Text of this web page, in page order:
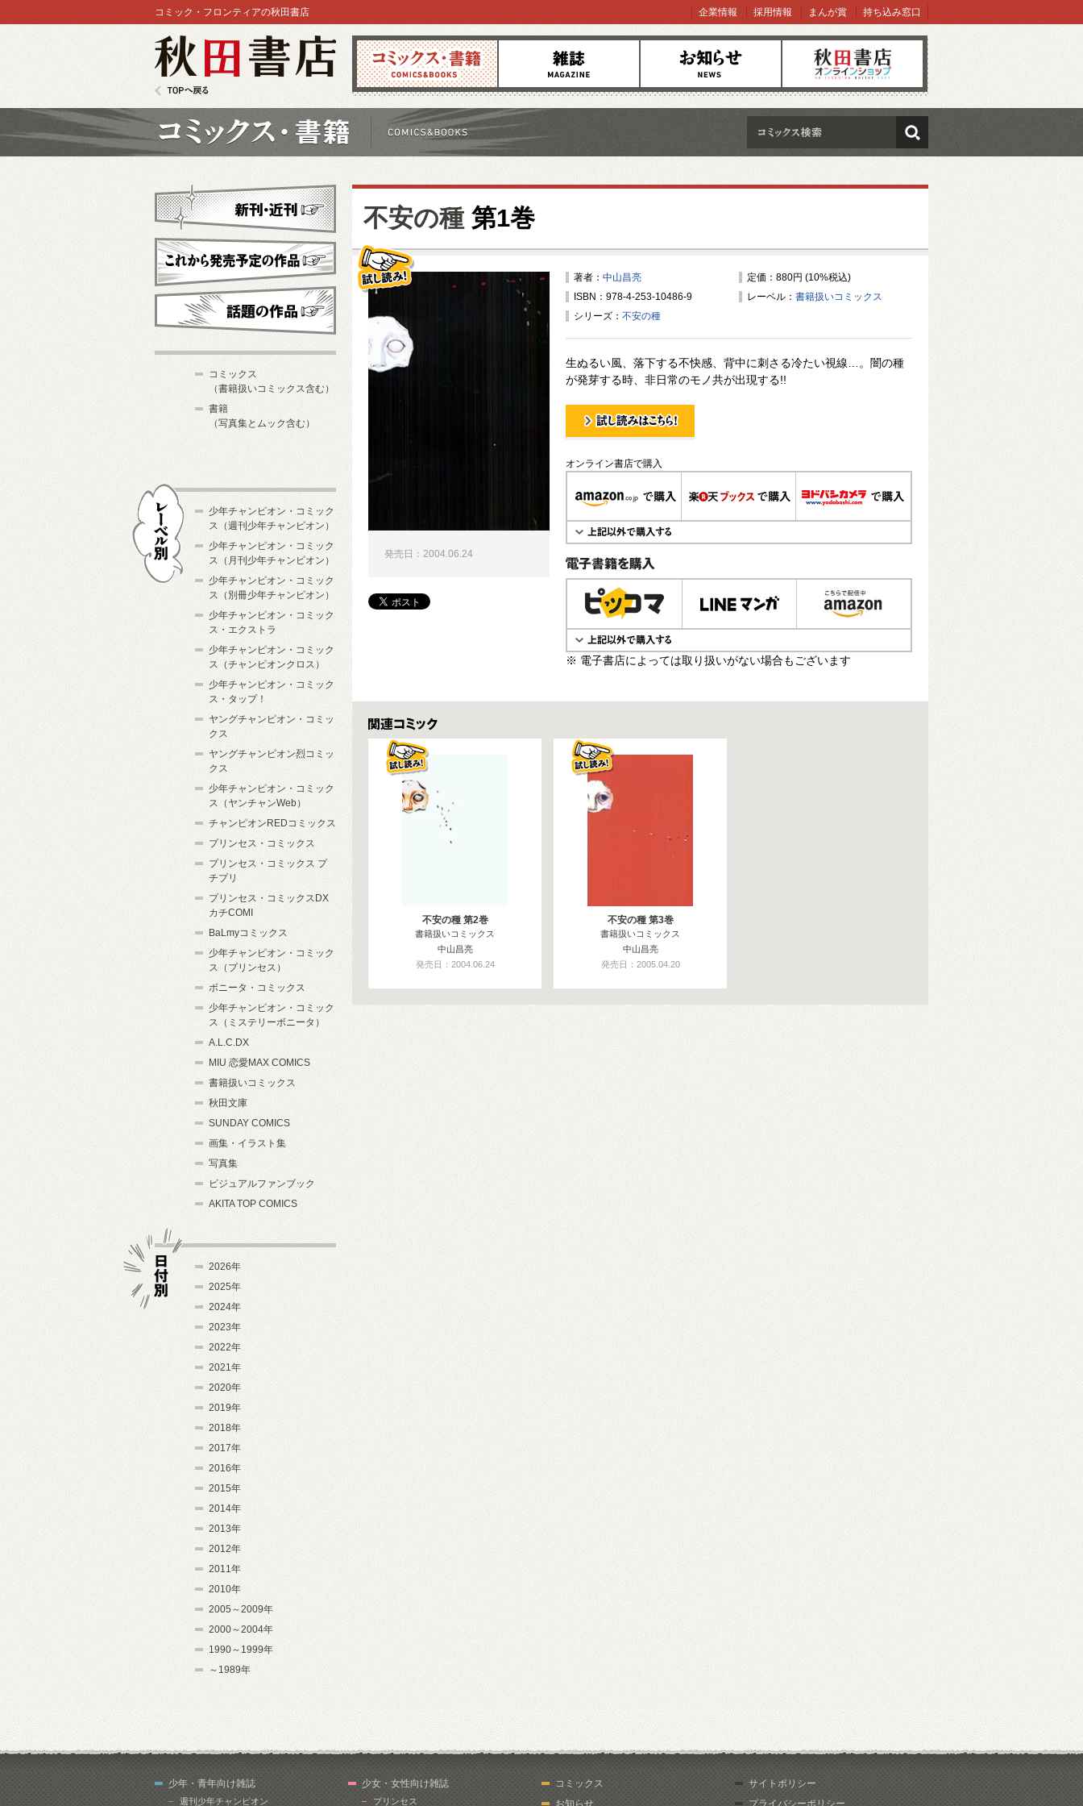
コミックス 雑誌 お知らせ オンラインショップ
コミック・フロンティアの秋田書店 企業情報 採用情報 まんが賞 持ち込み窓口
検索
不安の種 第1巻
著者： 中山昌亮
定価：880円 (10%税込)
ISBN：978-4-253-10486-9
レーベル： 書籍扱いコミックス
シリーズ： 不安の種
生ぬるい風、落下する不快感、背中に刺さる冷たい視線…。闇の種
が発芽する時、非日常のモノ共が出現する!!
オンライン書店で購入
電子書籍で購入
※ 電子書店によっては取り扱いがない場合もございます
発売日：2004.06.24
関連コミックス
不安の種 第2巻
書籍扱いコミックス
中山昌亮
発売日：2004.06.24
不安の種 第3巻
書籍扱いコミックス
中山昌亮
発売日：2005.04.20
新刊・近刊
これから発売予定
コミックス
（書籍扱いコミックス含む）
書籍
（写真集とムック含む）
少年チャンピオン・コミック
ス（週刊少年チャンピオン）
少年チャンピオン・コミック
ス（月刊少年チャンピオン）
少年チャンピオン・コミック
ス（別冊少年チャンピオン）
少年チャンピオン・コミック
ス・エクストラ
少年チャンピオン・コミック
ス（チャンピオンクロス）
少年チャンピオン・コミック
ス・タップ！
ヤングチャンピオン・コミッ
クス
ヤングチャンピオン烈コミッ
クス
少年チャンピオン・コミック
ス（ヤンチャンWeb）
チャンピオンREDコミックス
プリンセス・コミックス
プリンセス・コミックス プ
チプリ
プリンセス・コミックスDX
カチCOMI
BaLmyコミックス
少年チャンピオン・コミック
ス（プリンセス）
ボニータ・コミックス
少年チャンピオン・コミック
ス（ミステリーボニータ）
A.L.C.DX
MIU 恋愛MAX COMICS
書籍扱いコミックス
秋田文庫
SUNDAY COMICS
画集・イラスト集
写真集
ビジュアルファンブック
AKITA TOP COMICS
2026年
2025年
2024年
2023年
2022年
2021年
2020年
2019年
2018年
2017年
2016年
2015年
2014年
2013年
2012年
2011年
2010年
2005～2009年
2000～2004年
1990～1999年
～1989年
少年・青年向け雑誌
週刊少年チャンピオン
少女・女性向け雑誌
プリンセス
コミックス
お知らせ
サイトポリシー
プライバシーポリシー